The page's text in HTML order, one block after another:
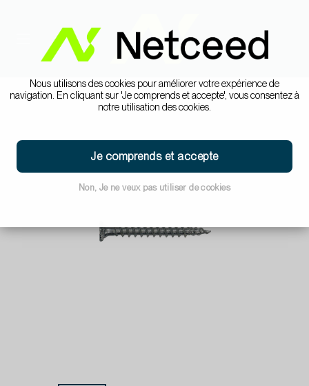
Nous utilisons des cookies pour améliorer votre expérience de
navigation. En cliquant sur 'Je comprends et accepte', vous consentez à
notre utilisation des cookies.
Je comprends et accepte
Non, Je ne veux pas utiliser de cookies